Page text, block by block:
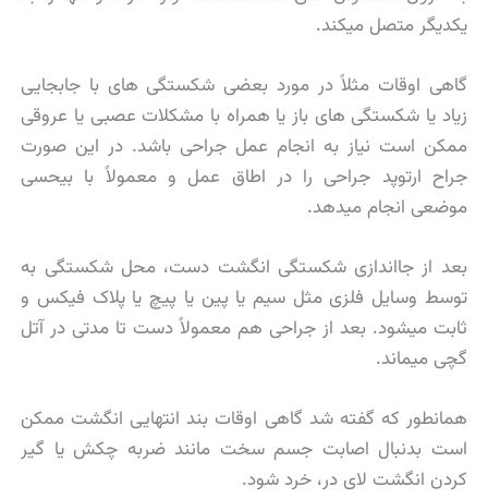
یکدیگر متصل میکند.
گاهی اوقات مثلاً در مورد بعضی شکستگی های با جابجایی
زیاد یا شکستگی های باز یا همراه با مشکلات عصبی یا عروقی
ممکن است نیاز به انجام عمل جراحی باشد. در این صورت
جراح ارتوپد جراحی را در اطاق عمل و معمولاً با بیحسی
موضعی انجام میدهد.
بعد از جااندازی شکستگی انگشت دست، محل شکستگی به
توسط وسایل فلزی مثل سیم یا پین یا پیچ یا پلاک فیکس و
ثابت میشود. بعد از جراحی هم معمولاً دست تا مدتی در آتل
گچی میماند.
همانطور که گفته شد گاهی اوقات بند انتهایی انگشت ممکن
است بدنبال اصابت جسم سخت مانند ضربه چکش یا گیر
کردن انگشت لای در، خرد شود.